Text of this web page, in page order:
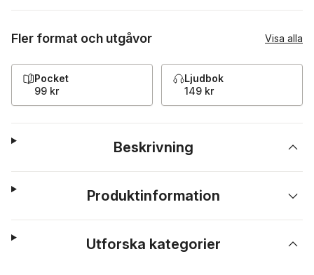
Fler format och utgåvor Visa alla
Pocket
99 kr
Ljudbok
149 kr
Beskrivning
Produktinformation
Utforska kategorier